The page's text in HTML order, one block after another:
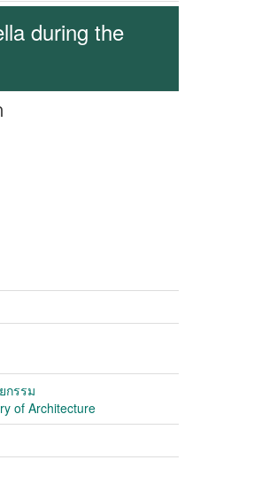
during the
กรรม
of Architecture